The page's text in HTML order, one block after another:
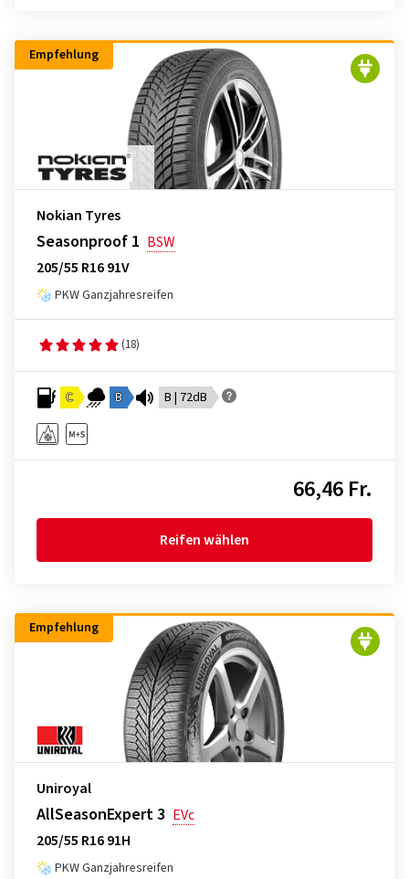
Empfehlung
Nokian Tyres
Seasonproof 1 BSW
205/55 R16 91V
PKW Ganzjahresreifen
(18)
C B B | 72dB
66,46 Fr.
Reifen wählen
Empfehlung
Uniroyal
AllSeasonExpert 3 EVc
205/55 R16 91H
PKW Ganzjahresreifen